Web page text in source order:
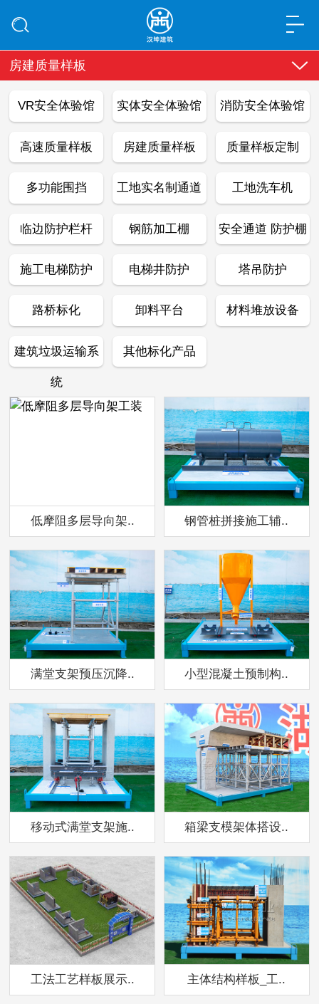
房建质量样板
VR安全体验馆 实体安全体验馆 消防安全体验馆
高速质量样板 房建质量样板 质量样板定制
多功能围挡 工地实名制通道 工地洗车机
临边防护栏杆 钢筋加工棚 安全通道 防护棚
施工电梯防护 电梯井防护 塔吊防护
路桥标化 卸料平台 材料堆放设备
建筑垃圾运输系
统
其他标化产品
低摩阻多层导向架.. 钢管桩拼接施工辅..
满堂支架预压沉降.. 小型混凝土预制构..
移动式满堂支架施.. 箱梁支模架体搭设..
工法工艺样板展示.. 主体结构样板_工..